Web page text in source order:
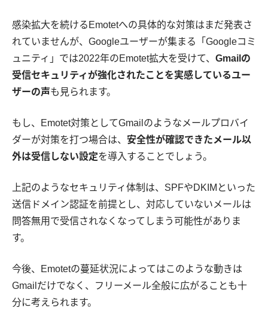
感染拡大を続けるEmotetへの具体的な対策はまだ発表さ
れていませんが、Googleユーザーが集まる「Googleコミ
ュニティ」では2022年のEmotet拡大を受けて、 Gmailの
受信セキュリティが強化されたことを実感しているユー
ザーの声も見られます。
もし、Emotet対策としてGmailのようなメールプロバイ
ダーが対策を打つ場合は、 安全性が確認できたメール以
外は受信しない設定を導入することでしょう。
上記のようなセキュリティ体制は、SPFやDKIMといった
送信ドメイン認証を前提とし、対応していないメールは
問答無用で受信されなくなってしまう可能性がありま
す。
今後、Emotetの蔓延状況によってはこのような動きは
Gmailだけでなく、フリーメール全般に広がることも十
分に考えられます。